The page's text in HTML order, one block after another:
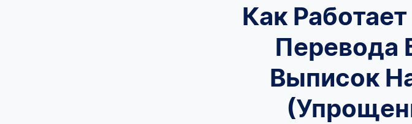
Как
Перевода
Выписок